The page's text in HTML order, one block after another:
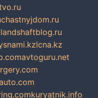
chastnyjdom.ru
landshaftblog.ru
lcna.kz
avtoguru.net
kuryatnik.info